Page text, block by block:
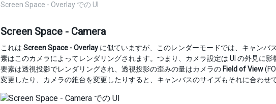
Screen Space - Overlay での UI
Screen Space - Camera
これは Screen Space - Overlay に似ていますが、このレンダーモードでは、キャンバ
素はこのカメラによってレンダリングされます。つまり、カメラ設定は UI の外見に
要素は透視投影でレンダリングされ、透視投影の歪みの量はカメラの Field of View
変更したり、カメラの錐台を変更したりすると、キャンバスのサイズもそれに合わせ